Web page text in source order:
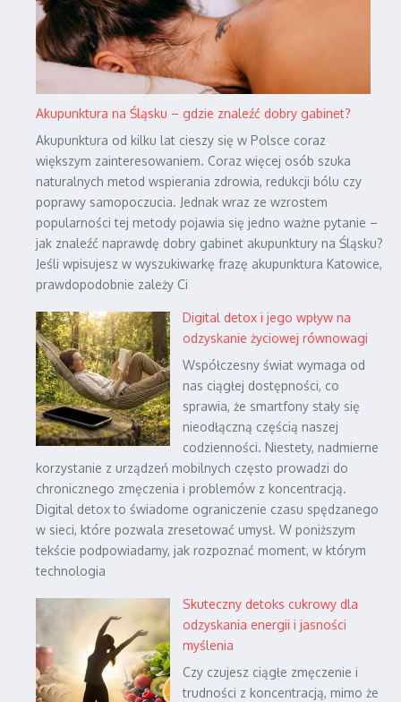
Akupunktura na Śląsku – gdzie znaleźć dobry gabinet?
Akupunktura od kilku lat cieszy się w Polsce coraz
większym zainteresowaniem. Coraz więcej osób szuka
naturalnych metod wspierania zdrowia, redukcji bólu czy
poprawy samopoczucia. Jednak wraz ze wzrostem
popularności tej metody pojawia się jedno ważne pytanie –
jak znaleźć naprawdę dobry gabinet akupunktury na Śląsku?
Jeśli wpisujesz w wyszukiwarkę frazę akupunktura Katowice,
prawdopodobnie zależy Ci
Digital detox i jego wpływ na
odzyskanie życiowej równowagi
Współczesny świat wymaga od
nas ciągłej dostępności, co
sprawia, że smartfony stały się
nieodłączną częścią naszej
codzienności. Niestety, nadmierne
korzystanie z urządzeń mobilnych często prowadzi do
chronicznego zmęczenia i problemów z koncentracją.
Digital detox to świadome ograniczenie czasu spędzanego
w sieci, które pozwala zresetować umysł. W poniższym
tekście podpowiadamy, jak rozpoznać moment, w którym
technologia
Skuteczny detoks cukrowy dla
odzyskania energii i jasności
myślenia
Czy czujesz ciągłe zmęczenie i
trudności z koncentracją, mimo że